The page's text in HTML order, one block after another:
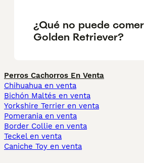
¿Qué no puede
Golden Retriever?
Perros Cachorros En Venta
Chihuahua en venta
Bichón Maltés en venta
Yorkshire Terrier en venta
Pomerania en venta
Border Collie en venta
Teckel en venta
Caniche Toy en venta